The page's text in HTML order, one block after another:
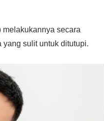
melakukannya secara
sulit untuk ditutupi.